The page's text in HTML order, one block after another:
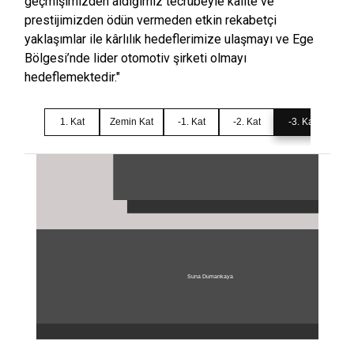
prestijimizden ödün vermeden etkin rekabetçi
yaklaşımlar ile kârlılık hedeflerimize ulaşmayı ve Ege
Bölgesi’nde lider otomotiv şirketi olmayı
hedeflemektedir."